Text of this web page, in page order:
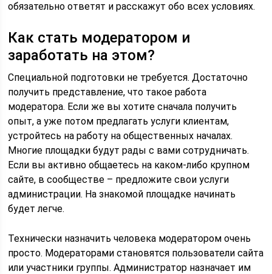
обязательно ответят и расскажут обо всех условиях.
Как стать модератором и
заработать на этом?
Специальной подготовки не требуется. Достаточно
получить представление, что такое работа
модератора. Если же вы хотите сначала получить
опыт, а уже потом предлагать услуги клиентам,
устройтесь на работу на общественных началах.
Многие площадки будут рады с вами сотрудничать.
Если вы активно общаетесь на каком-либо крупном
сайте, в сообществе – предложите свои услуги
администрации. На знакомой площадке начинать
будет легче.
Технически назначить человека модератором очень
просто. Модераторами становятся пользователи сайта
или участники группы. Администратор назначает им